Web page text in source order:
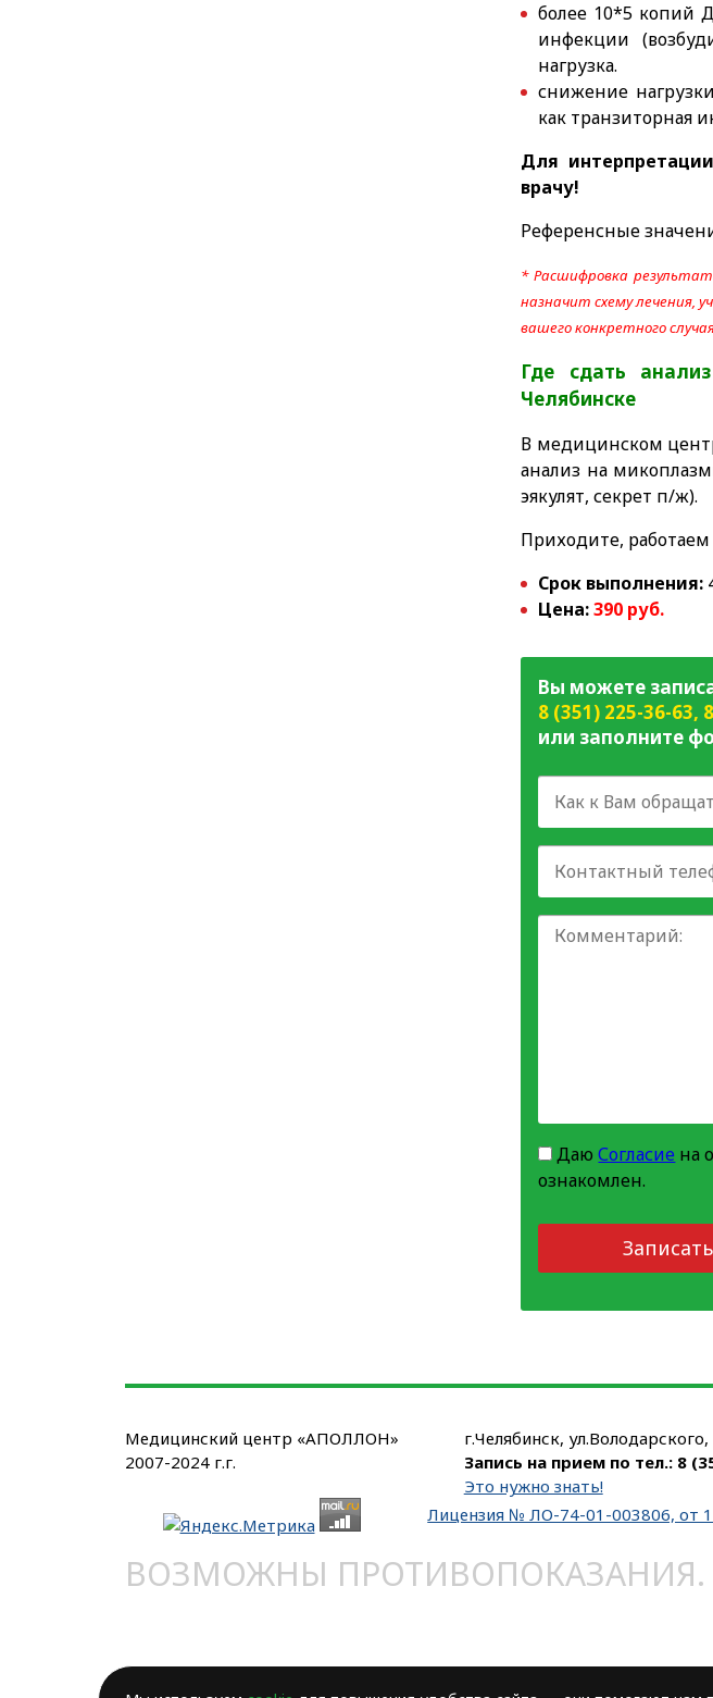
более 10*5 копий
инфекции
нагрузка.
снижение
как транзиторная
Для
врачу!
Референсные
* Расшифровка
назначит схему лечения,
вашего конкретного
Где сдать
Челябинске
В медицинском
анализ на
эякулят, секрет п/ж).
Приходите,
Срок выполнения:
Цена:390 руб.
Вы можете
8 (351) 225-36-63,
или заполните
ДаюСогласие на
ознакомлен.
Медицинский центр «АПОЛЛОН»
2007-2024 г.г.
г.Челябинск,
Запись на прием по тел.: 8
Это нужно знать!
Лицензия № ЛО-74-01-003806, от
ВОЗМОЖНЫ ПРОТИВОПОКАЗАНИЯ.